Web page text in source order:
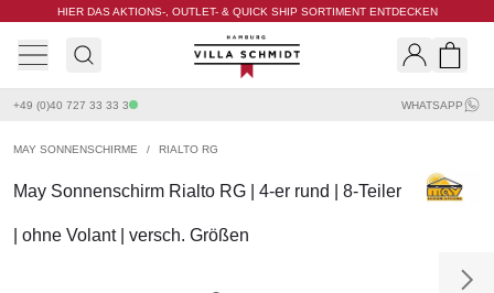
HIER DAS AKTIONS-, OUTLET- & QUICK SHIP SORTIMENT ENTDECKEN
Villa Schmidt
+49 (0)40 727 33 33 3 WHATSAPP
MAY SONNENSCHIRME / RIALTO RG
May Sonnenschirm Rialto RG | 4-er rund | 8-Teiler
| ohne Volant | versch. Größen